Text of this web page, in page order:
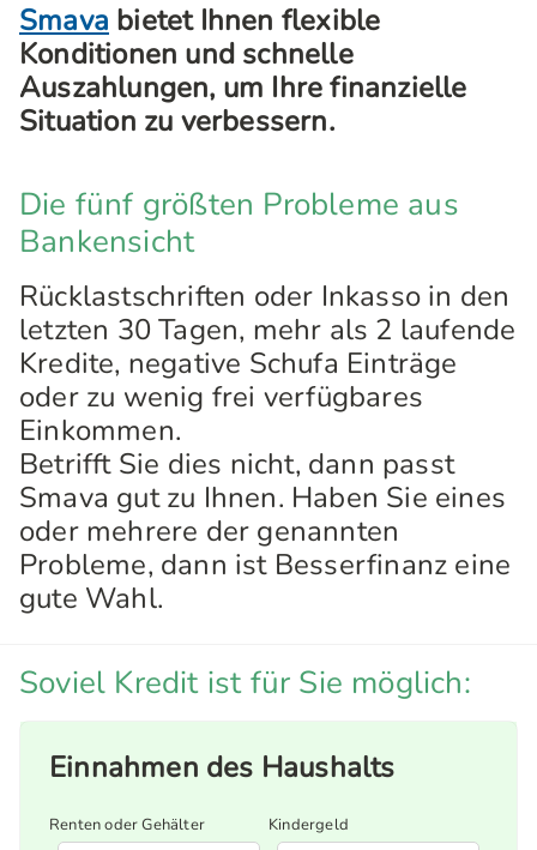
Smava bietet Ihnen flexible
Konditionen und schnelle
Auszahlungen, um Ihre finanzielle
Situation zu verbessern.
Die fünf größten Probleme aus
Bankensicht
Rücklastschriften oder Inkasso in den
letzten 30 Tagen, mehr als 2 laufende
Kredite, negative Schufa Einträge
oder zu wenig frei verfügbares
Einkommen.
Betrifft Sie dies nicht, dann passt
Smava gut zu Ihnen. Haben Sie eines
oder mehrere der genannten
Probleme, dann ist Besserfinanz eine
gute Wahl.
Soviel Kredit ist für Sie möglich:
Einnahmen des Haushalts
Renten oder Gehälter Kindergeld